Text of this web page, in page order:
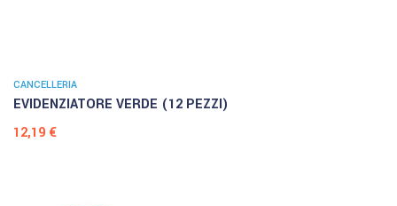
CANCELLERIA
EVIDENZIATORE VERDE (12 PEZZI)
Prezzo
12,19 €